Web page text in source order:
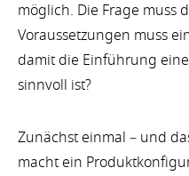
möglich. Die Frage muss
Voraussetzungen muss
damit die Einführung
sinnvoll ist?
Zunächst einmal – und
macht ein